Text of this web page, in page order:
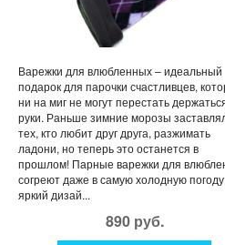
Варежки для влюбленных – идеальный
подарок для парочки счастливцев,
ни на миг не могут перестать
руки. Раньше зимние морозы
тех, кто любит друг друга, разжимать
ладони, но теперь это останется в
прошлом! Парные варежки для
согреют даже в самую холодную
яркий дизай...
890 руб.